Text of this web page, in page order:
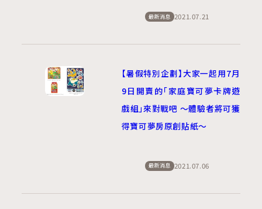
最新消息 2021.07.21
【暑假特別企劃】大家一起用7月
9日開賣的「家庭寶可夢卡牌遊
戲組」來對戰吧 ～體驗者將可獲
得寶可夢房原創貼紙～
最新消息 2021.07.06